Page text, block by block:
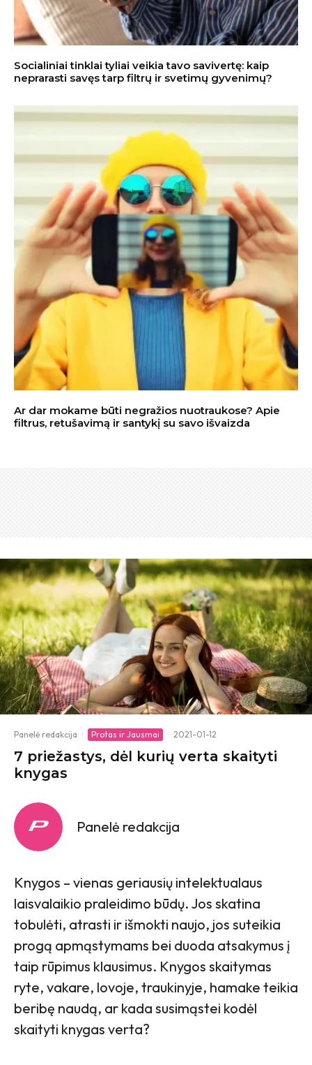
Socialiniai tinklai tyliai veikia tavo savivertę: kaip
neprarasti savęs tarp filtrų ir svetimų gyvenimų?
Ar dar mokame būti negražios nuotraukose? Apie
filtrus, retušavimą ir santykį su savo išvaizda
Panelė redakcija · Protas ir Jausmai · 2021-01-12
7 priežastys, dėl kurių verta skaityti
knygas
Panelė redakcija
Knygos – vienas geriausių intelektualaus
laisvalaikio praleidimo būdų. Jos skatina
tobulėti, atrasti ir išmokti naujo, jos suteikia
progą apmąstymams bei duoda atsakymus į
taip rūpimus klausimus. Knygos skaitymas
ryte, vakare, lovoje, traukinyje, hamake teikia
beribę naudą, ar kada susimąstei kodėl
skaityti knygas verta?